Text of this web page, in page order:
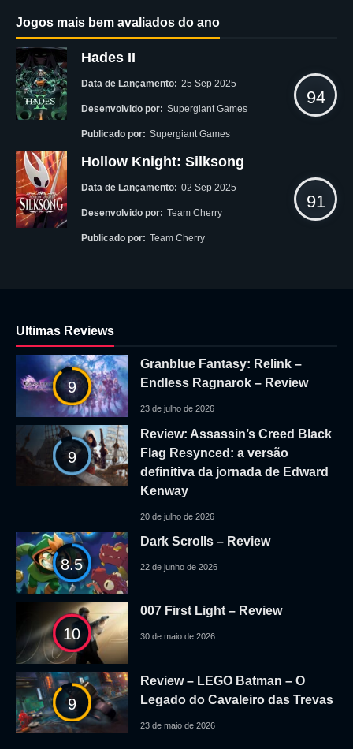
Jogos mais bem avaliados do ano
Hades II
Data de Lançamento: 25 Sep 2025
Desenvolvido por: Supergiant Games
Publicado por: Supergiant Games
94
Hollow Knight: Silksong
Data de Lançamento: 02 Sep 2025
Desenvolvido por: Team Cherry
Publicado por: Team Cherry
91
Ultimas Reviews
9
Granblue Fantasy: Relink –
Endless Ragnarok – Review
23 de julho de 2026
9
Review: Assassin’s Creed Black
Flag Resynced: a versão
definitiva da jornada de Edward
Kenway
20 de julho de 2026
8.5
Dark Scrolls – Review
22 de junho de 2026
10
007 First Light – Review
30 de maio de 2026
9
Review – LEGO Batman – O
Legado do Cavaleiro das Trevas
23 de maio de 2026